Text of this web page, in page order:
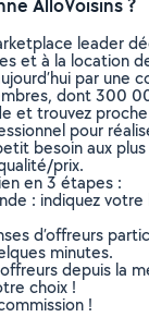
leader
et à la location
par une
dont 300
et trouvez
pour
besoin aux
prix.
en 3 étapes :
: indiquez
d’offreurs
minutes.
depuis la
choix !
!